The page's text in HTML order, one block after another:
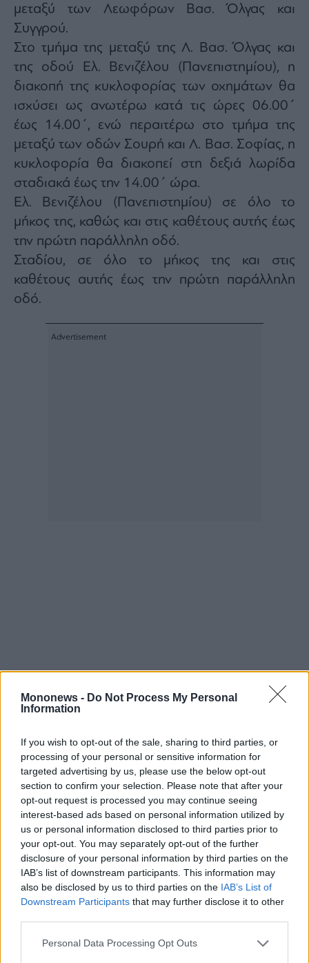
Mononews - Do Not Process My Personal
Information
If you wish to opt-out of the sale, sharing to third parties, or
processing of your personal or sensitive information for
targeted advertising by us, please use the below opt-out
section to confirm your selection. Please note that after your
opt-out request is processed you may continue seeing
interest-based ads based on personal information utilized by
us or personal information disclosed to third parties prior to
your opt-out. You may separately opt-out of the further
disclosure of your personal information by third parties on the
IAB’s list of downstream participants. This information may
also be disclosed by us to third parties on the IAB’s List of
Downstream Participants that may further disclose it to other
Personal Data Processing Opt Outs
μεταξύ των Λεωφόρων Βασ. Όλγας και
Συγγρού.
Στο τμήμα της μεταξύ της Λ. Βασ. Όλγας και
της οδού Ελ. Βενιζέλου (Πανεπιστημίου), η
διακοπή της κυκλοφορίας των οχημάτων θα
ισχύσει ως ανωτέρω κατά τις ώρες 06.00΄
έως 14.00΄, ενώ περαιτέρω στο τμήμα της
μεταξύ των οδών Σουρή και Λ. Βασ. Σοφίας, η
κυκλοφορία θα διακοπεί στη δεξιά λωρίδα
σταδιακά έως την 14.00΄ ώρα.
Ελ. Βενιζέλου (Πανεπιστημίου) σε όλο το
μήκος της, καθώς και στις καθέτους αυτής έως
την πρώτη παράλληλη οδό.
Σταδίου, σε όλο το μήκος της και στις
καθέτους αυτής έως την πρώτη παράλληλη
οδό.
Στο τμήμα της από Αμερικής έως πλ.
Συντάγματος η διακοπή της κυκλοφορίας των
οχημάτων θα πραγματοποιηθεί σταδιακά από
ώρα 06.00΄ έως ώρα 13.30΄.
Ακαδημίας, σε όλο το μήκος της και στις
καθέτους αυτής έως την πρώτη παράλληλη
καθέτους αυτής έως την πρώτη παράλληλη